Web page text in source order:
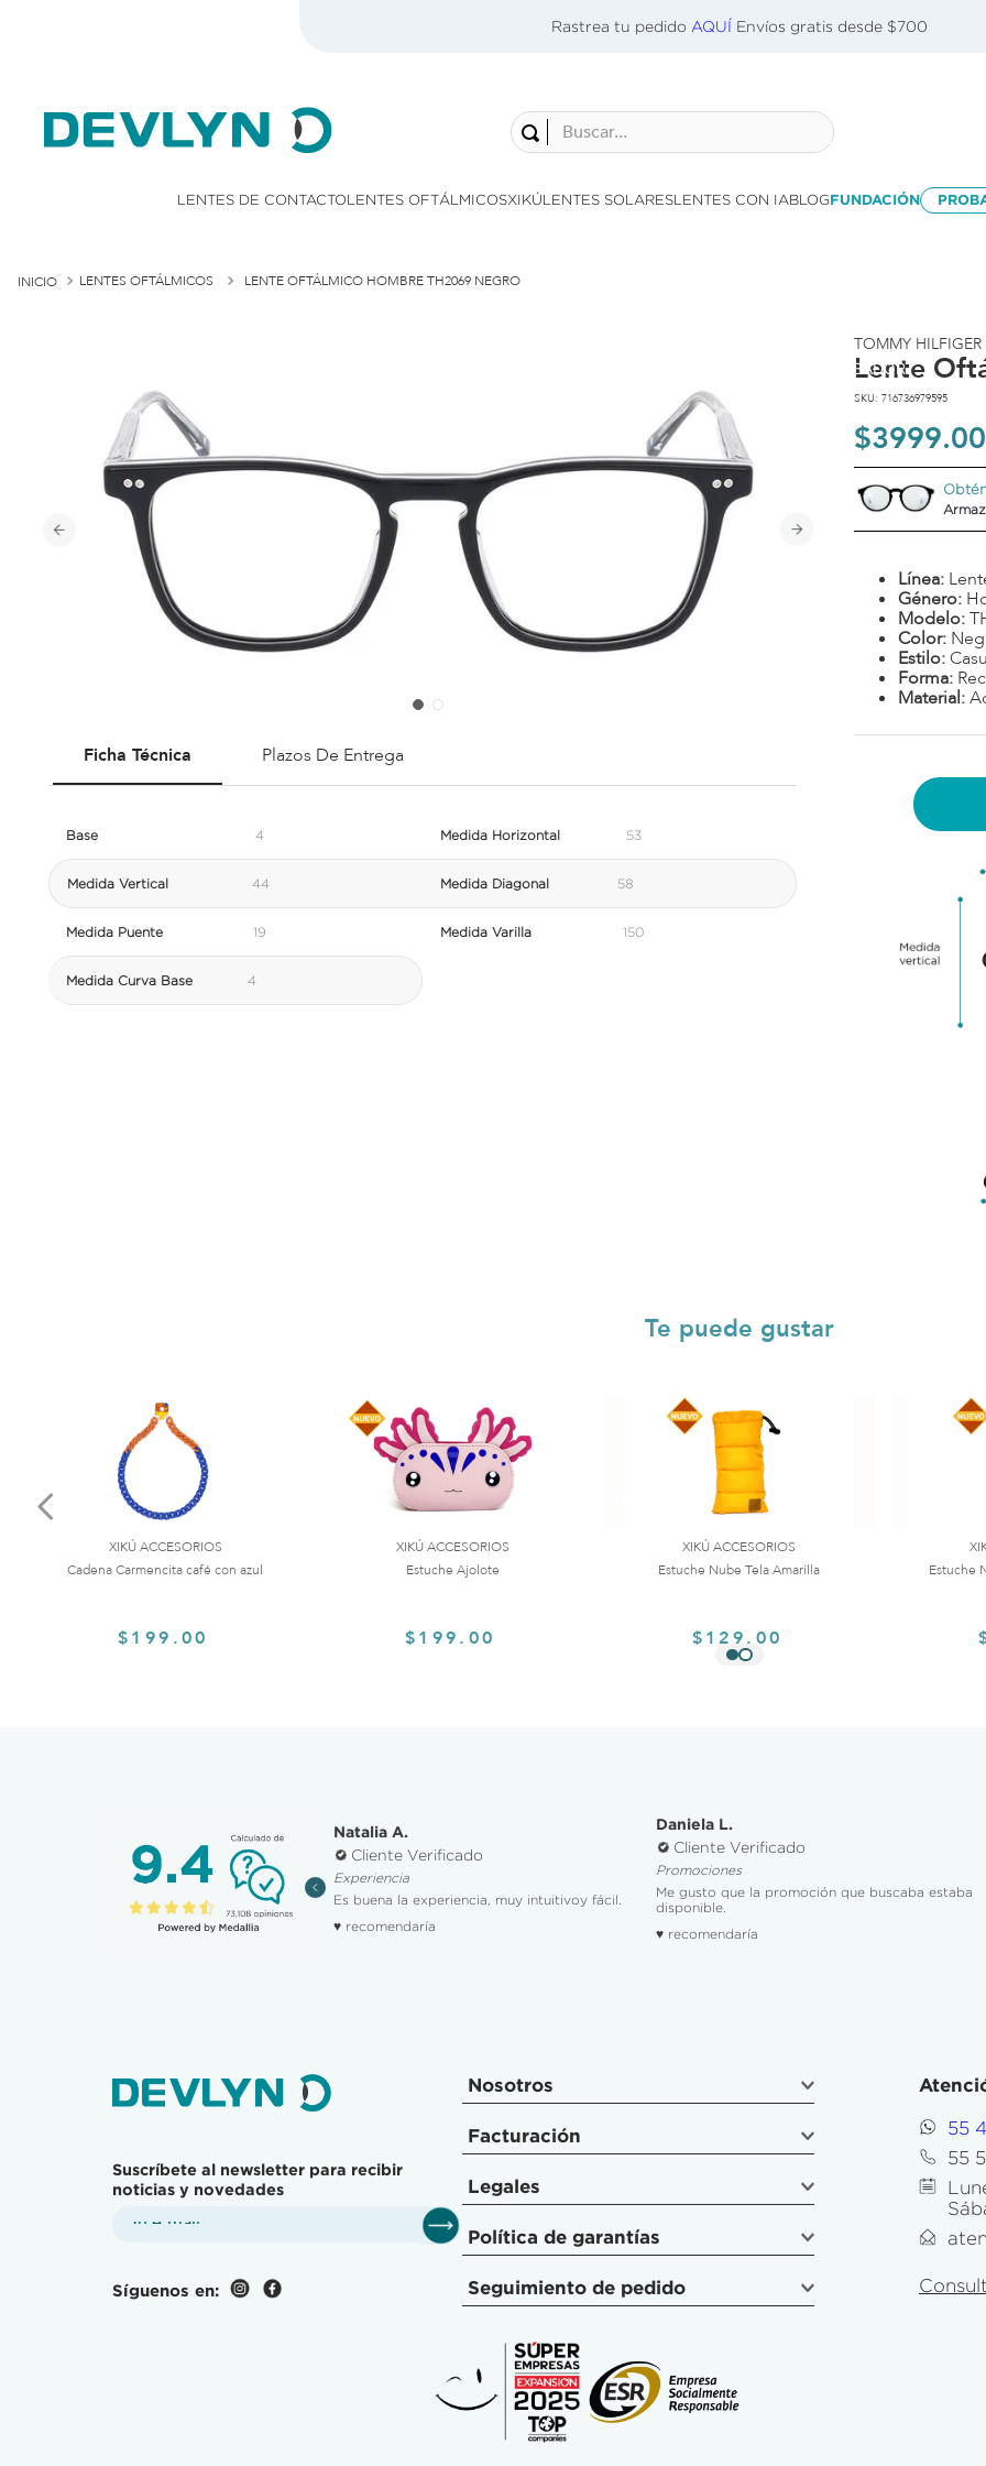
Rastrea tu pedido AQUÍ Envíos gratis desde $700
Buscar...
LENTES DE CONTACTOLENTES OFTÁLMICOSXIKÚLENTES SOLARESLENTES CON IABLOGFUNDACIÓN
LENTES OFTÁLMICOS LENTE OFTÁLMICO HOMBRE TH2069 NEGRO
PROBADOR
Ficha Técnica Plazos De Entrega
Base 4 Medida Horizontal 53
Medida Vertical 44 Medida Diagonal 58
Medida Puente 19 Medida Varilla 150
Medida Curva Base 4
TOMMY HILFIGER
Lente
SKU: 716736979595
$3999.00
Línea:
Género:
Modelo:
Color:
Estilo:
Forma:
Material:
Te puede gustar
XIKÚ ACCESORIOS
Cadena Carmencita café con azul
$199.00
XIKÚ ACCESORIOS
Estuche Ajolote
$199.00
XIKÚ ACCESORIOS
Estuche Nube Tela Amarilla
$129.00
Estuche
publicidad, promociones y descuentos
y facilidad para hacer la compra.
Natalia A.
Cliente Verificado
Experiencia
Es buena la experiencia, muy intuitivoy fácil.
♥ recomendaría
Daniela L.
Cliente Verificado
Promociones
Me gusto que la promoción que buscaba estaba
disponible.
♥ recomendaría
Suscríbete al newsletter para recibir
noticias y novedades
Síguenos en:
Nosotros
Facturación
Legales
Política de garantías
Seguimiento de pedido
55
55